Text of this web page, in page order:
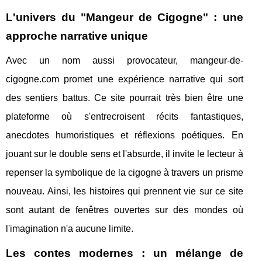
L'univers du "Mangeur de Cigogne" : une
approche narrative unique
Avec un nom aussi provocateur, mangeur-de-
cigogne.com promet une expérience narrative qui sort
des sentiers battus. Ce site pourrait très bien être une
plateforme où s'entrecroisent récits fantastiques,
anecdotes humoristiques et réflexions poétiques. En
jouant sur le double sens et l'absurde, il invite le lecteur à
repenser la symbolique de la cigogne à travers un prisme
nouveau. Ainsi, les histoires qui prennent vie sur ce site
sont autant de fenêtres ouvertes sur des mondes où
l'imagination n'a aucune limite.
Les contes modernes : un mélange de